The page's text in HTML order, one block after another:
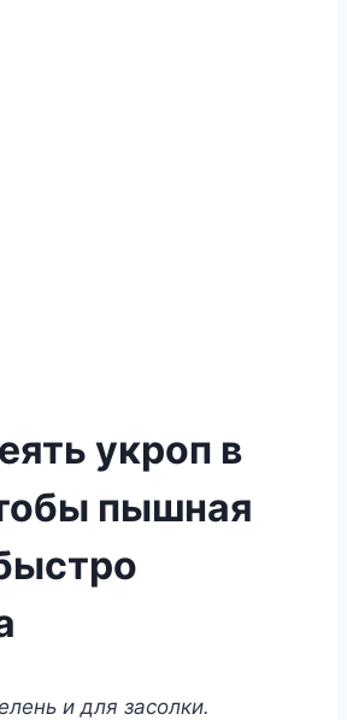
укроп в
пышная
и для засoлки.